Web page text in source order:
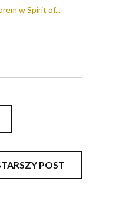
w Spirit of...
POST